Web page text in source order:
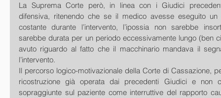
La Suprema Corte però, in linea con i Giudici
difensiva, ritenendo che se il medico avesse eseguito un
costante durante l’intervento, l’ipossia non sarebbe
sarebbe durata per un periodo eccessivamente lungo (ben
avuto riguardo al fatto che il macchinario mandava il
l’intervento.
Il percorso logico-motivazionale della Corte di Cassazione,
ricostruzione già operata dai precedenti Giudici e non
sopraggiunte sul paziente come interruttive del rapporto